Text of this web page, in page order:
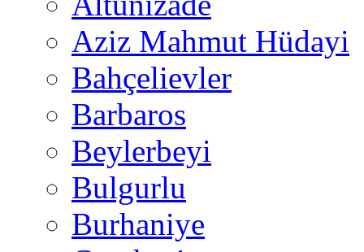
Aziz Mahmut Hüdayi
Bahçelievler
Barbaros
Beylerbeyi
Bulgurlu
Burhaniye